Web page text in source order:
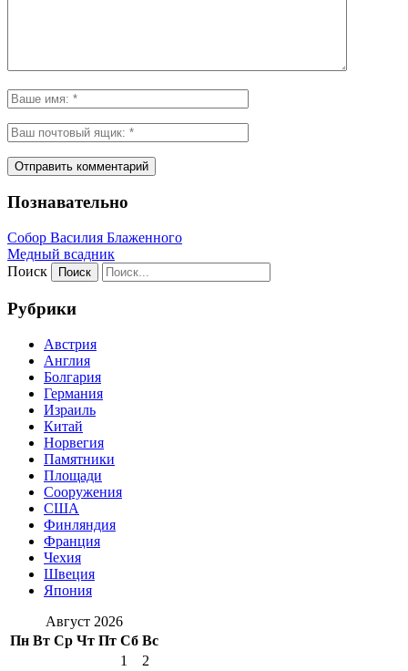
Познавательно
Собор Василия Блаженного
Медный всадник
Поиск
Рубрики
Австрия
Англия
Болгария
Германия
Израиль
Китай
Норвегия
Памятники
Площади
Сооружения
США
Финляндия
Франция
Чехия
Швеция
Япония
Август 2026
Пн Вт Ср Чт Пт Сб Вс
1
2